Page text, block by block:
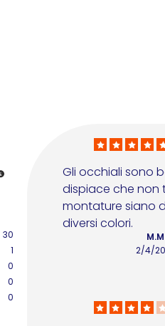
30
1
0
0
0
Gli occhiali sono
dispiace che non
montature siano
diversi colori.
2/4/